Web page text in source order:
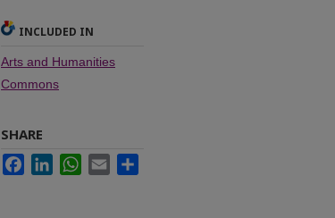
INCLUDED IN
Arts and Humanities
Commons
SHARE
FacebookLinkedInWhatsApp
Email